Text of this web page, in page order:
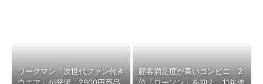
ワークマン「次世代ファン付き
顧客満足度が高いコンビニ 2